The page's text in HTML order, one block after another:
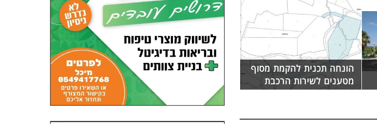
הונחה תכנית להקמת מסוף
מטענים לשירות הרכבת